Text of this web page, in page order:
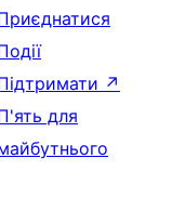
↗
для